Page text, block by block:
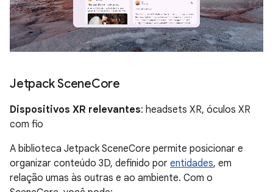
Jetpack SceneCore
Dispositivos XR relevantes: headsets XR, óculos XR
com fio
A biblioteca Jetpack SceneCore permite posicionar e
organizar conteúdo 3D, definido por entidades, em
relação umas às outras e ao ambiente. Com o